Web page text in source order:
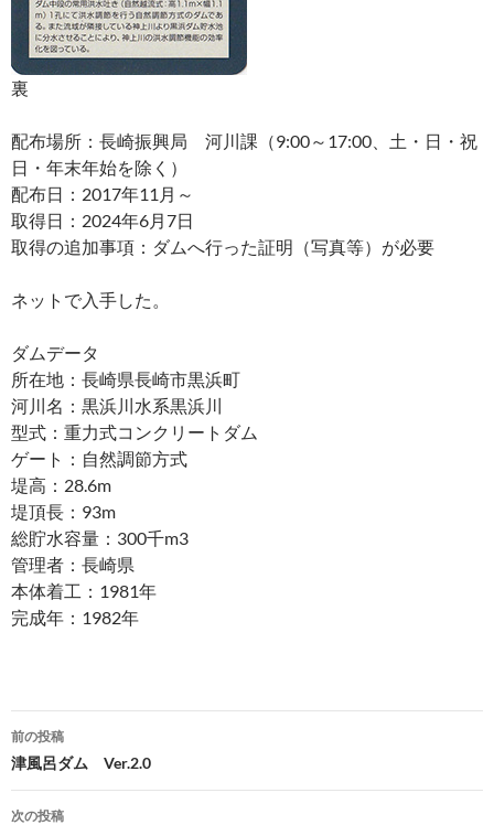
裏
配布場所：長崎振興局 河川課（9:00～17:00、土・日・祝
日・年末年始を除く）
配布日：2017年11月～
取得日：2024年6月7日
取得の追加事項：ダムへ行った証明（写真等）が必要
ネットで入手した。
ダムデータ
所在地：長崎県長崎市黒浜町
河川名：黒浜川水系黒浜川
型式：重力式コンクリートダム
ゲート：自然調節方式
堤高：28.6m
堤頂長：93m
総貯水容量：300千m3
管理者：長崎県
本体着工：1981年
完成年：1982年
投
稿
ナ
前の投稿
津風呂ダム Ver.2.0
次の投稿